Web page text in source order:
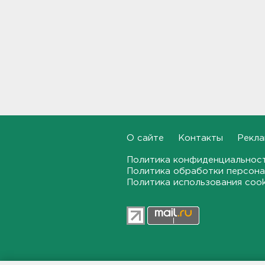
девятилетнего мальчика,
условно
О сайте Контакты
Политика
Политика обработки
Политика использования